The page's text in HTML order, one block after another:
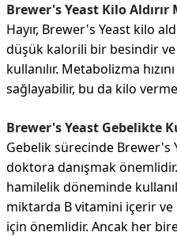
Brewer's Yeast Kilo Aldırır
Hayır, Brewer's Yeast kilo
düşük kalorili bir besindir
kullanılır. Metabolizma
sağlayabilir, bu da kilo
Brewer's Yeast Gebelikte
Gebelik sürecinde Brewer's
doktora danışmak
hamilelik döneminde
miktarda B vitamini içerir
için önemlidir. Ancak her